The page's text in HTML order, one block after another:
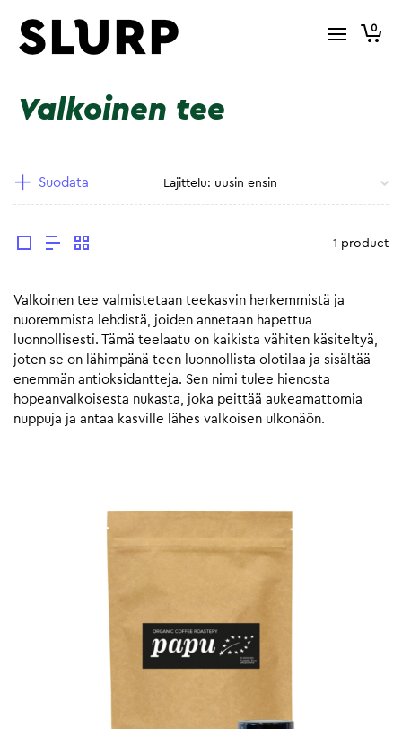
0
Valkoinen tee
Suodata
1 product
Valkoinen tee valmistetaan teekasvin herkemmistä ja
nuoremmista lehdistä, joiden annetaan hapettua
luonnollisesti. Tämä teelaatu on kaikista vähiten käsiteltyä,
joten se on lähimpänä teen luonnollista olotilaa ja sisältää
enemmän antioksidantteja. Sen nimi tulee hienosta
hopeanvalkoisesta nukasta, joka peittää aukeamattomia
nuppuja ja antaa kasville lähes valkoisen ulkonäön.